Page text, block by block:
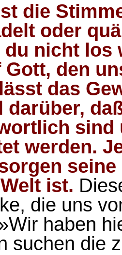
die
oder
du nicht los
Gott, den
das
darüber,
sind
werden.
ist.
die uns
haben
suchen die